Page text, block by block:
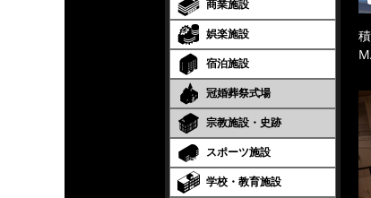
商業施設
娯楽施設
宿泊施設
冠婚葬祭式場
宗教施設・史跡
スポーツ施設
学校・教育施設